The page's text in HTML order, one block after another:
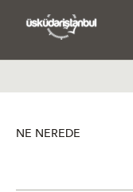
NE NEREDE